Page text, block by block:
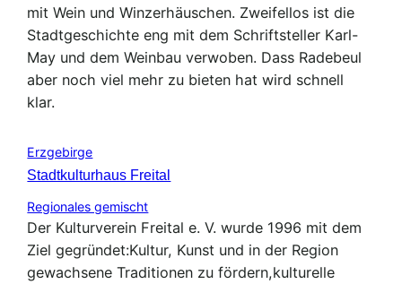
mit Wein und Winzerhäuschen. Zweifellos ist die
Stadtgeschichte eng mit dem Schriftsteller Karl-
May und dem Weinbau verwoben. Dass Radebeul
aber noch viel mehr zu bieten hat wird schnell
klar.
Erzgebirge
Stadtkulturhaus Freital
Regionales gemischt
Der Kulturverein Freital e. V. wurde 1996 mit dem
Ziel gegründet:Kultur, Kunst und in der Region
gewachsene Traditionen zu fördern,kulturelle